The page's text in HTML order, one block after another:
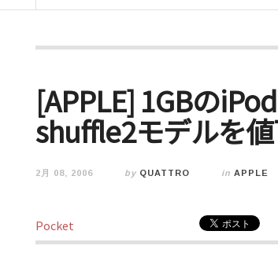
[APPLE] 1GBの
shuffle2モデルを
2月 08, 2006 by QUATTRO in APPLE
Pocket